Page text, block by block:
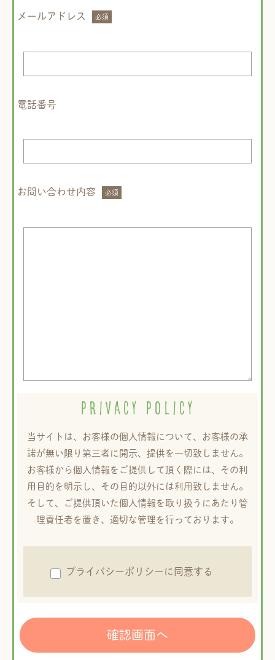
メールアドレス
電話番号
お問い合わせ内容
PRIVACY POLICY
当サイトは、お客様の個人情報について、お客様の承
諾が無い限り第三者に開示、提供を一切致しません。
お客様から個人情報をご提供して頂く際には、その利
用目的を明示し、その目的以外には利用致しません。
そして、ご提供頂いた個人情報を取り扱うにあたり管
理責任者を置き、適切な管理を行っております。
プライバシーポリシーに同意する